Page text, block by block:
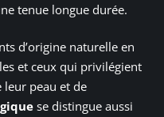
tenue longue durée.
d’origine naturelle en
et ceux qui privilégient
leur peau et de
se distingue aussi